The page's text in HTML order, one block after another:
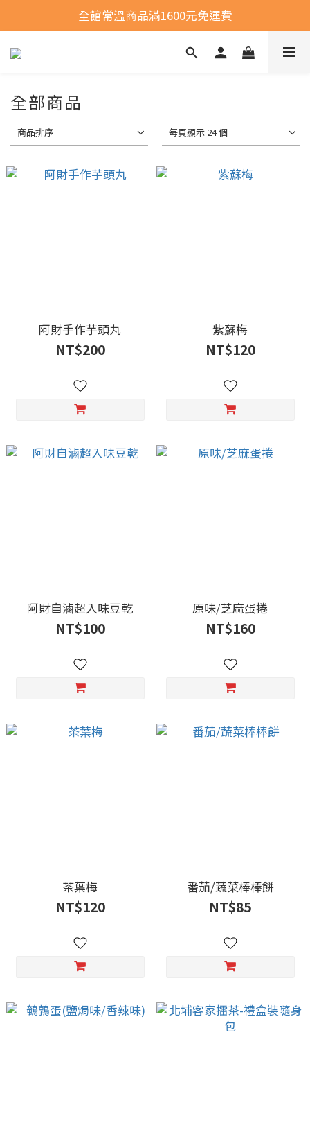
全館常溫商品滿1600元免運費
全館常溫商品滿1600元免運費
選購商品運費問題
全部商品
商品排序 每頁顯示 24 個
阿財手作芋頭丸
NT$200
紫蘇梅
NT$120
阿財自滷超入味豆乾
NT$100
原味/芝麻蛋捲
NT$160
茶葉梅
NT$120
番茄/蔬菜棒棒餅
NT$85